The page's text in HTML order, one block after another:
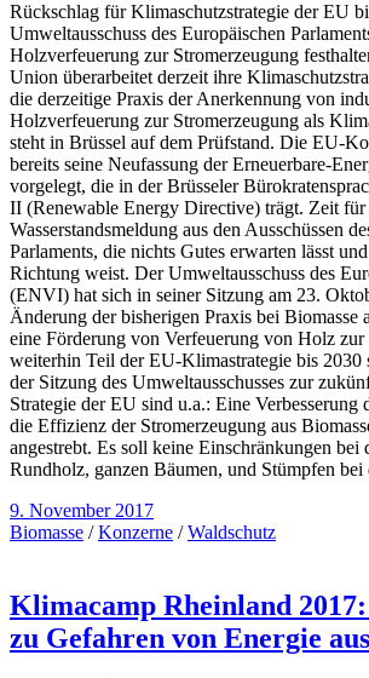
Rückschlag für Klimaschutzstrategie der EU
Umweltausschuss des Europäischen
Holzverfeuerung zur Stromerzeugung
Union überarbeitet derzeit ihre
die derzeitige Praxis der Anerkennung von
Holzverfeuerung zur Stromerzeugung als
steht in Brüssel auf dem Prüfstand. Die EU-
bereits seine Neufassung der Erneuerbare-
vorgelegt, die in der Brüsseler
II (Renewable Energy Directive) trägt. Zeit für
Wasserstandsmeldung aus den Ausschüssen
Parlaments, die nichts Gutes erwarten lässt
Richtung weist. Der Umweltausschuss des
(ENVI) hat sich in seiner Sitzung am 23.
Änderung der bisherigen Praxis bei Biomasse
eine Förderung von Verfeuerung von Holz zur
weiterhin Teil der EU-Klimastrategie bis 2030
der Sitzung des Umweltausschusses zur
Strategie der EU sind u.a.: Eine Verbesserung
die Effizienz der Stromerzeugung aus
angestrebt. Es soll keine Einschränkungen bei
Rundholz, ganzen Bäumen, und Stümpfen
9. November 2017
Biomasse /Konzerne /Waldschutz
Klimacamp Rheinland
zu Gefahren von Energie